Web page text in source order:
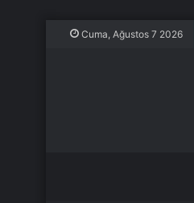
Cuma, Ağustos 7 2026